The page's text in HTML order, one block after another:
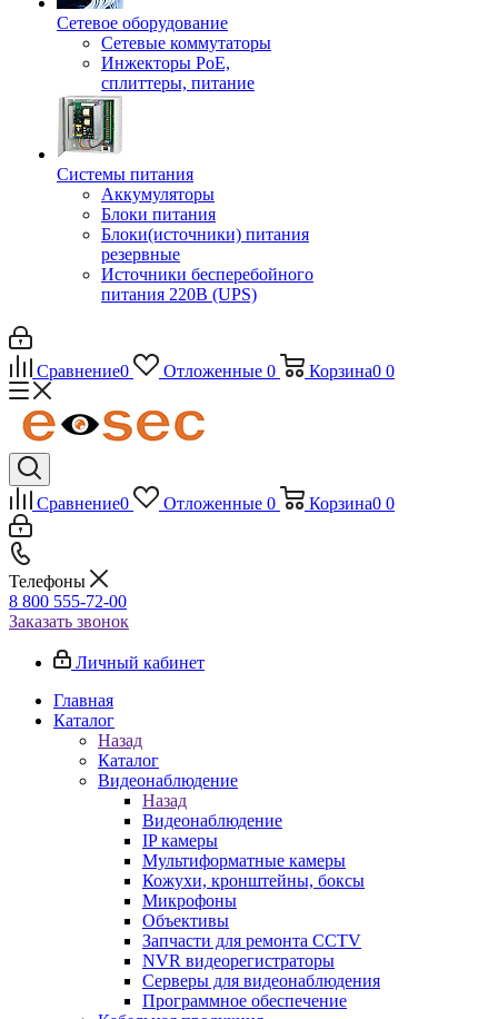
Сетевое оборудование
Сетевые коммутаторы
Инжекторы РоЕ,
сплиттеры, питание
Системы питания
Аккумуляторы
Блоки питания
Блоки(источники) питания
резервные
Источники бесперебойного
питания 220В (UPS)
Сравнение0 Отложенные 0 Корзина0 0
Сравнение0 Отложенные 0 Корзина0 0
Телефоны
8 800 555-72-00
Заказать звонок
Личный кабинет
Главная
Каталог
Назад
Каталог
Видеонаблюдение
Назад
Видеонаблюдение
IP камеры
Мультиформатные камеры
Кожухи, кронштейны, боксы
Микрофоны
Объективы
Запчасти для ремонта CCTV
NVR видеорегистраторы
Серверы для видеонаблюдения
Программное обеспечение